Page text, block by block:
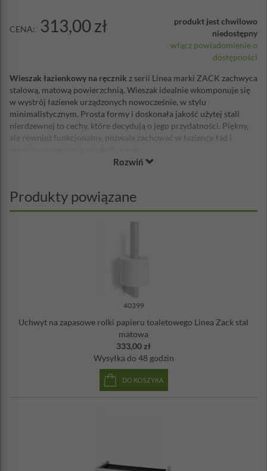
CENA: 313,00 zł
produkt jest chwilowo
niedostępny
włącz powiadomienie o
dostępności
Wieszak łazienkowy na ręcznik z serii Linea marki ZACK zachwyca
stalową, matową powierzchnią. Wieszak idealnie wkomponuje się
w wystrój łazienek urządzonych nowocześnie, w stylu
minimalistycznym. Prosta formy i doskonała jakość użytej stali
nierdzewnej to cechy, które decydują o jego przydatności. Piękny,
ale również funkcjonalny, pozwala zachować w łazience ład i
Rozwiń
Produkty powiązane
40399
Uchwyt na zapasowe rolki papieru toaletowego Linea Zack stal
matowa
333,00 zł
Wysyłka do 48 godzin
DO KOSZYKA